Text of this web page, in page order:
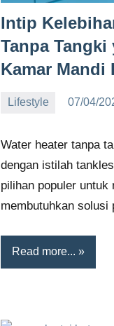
Intip
Tanpa
Kamar Mandi
Lifestyle 07/04/
Water heater tanpa
dengan istilah
pilihan populer untuk
membutuhkan
Read more...